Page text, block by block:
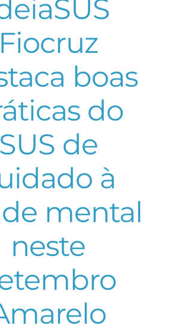
Fiocruz
boas
do
SUS de
à
mental
neste